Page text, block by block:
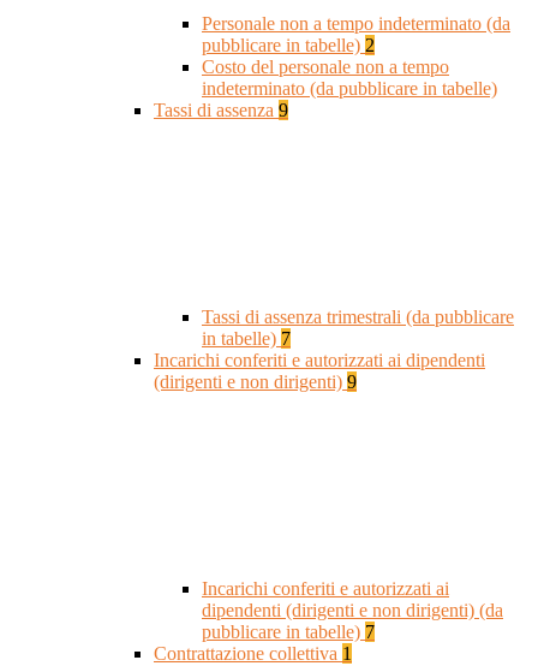
Personale non a tempo indeterminato (da
pubblicare in tabelle) 2
Costo del personale non a tempo
indeterminato (da pubblicare in tabelle)
Tassi di assenza 9
Tassi di assenza trimestrali (da pubblicare
in tabelle) 7
Incarichi conferiti e autorizzati ai dipendenti
(dirigenti e non dirigenti) 9
Incarichi conferiti e autorizzati ai
dipendenti (dirigenti e non dirigenti) (da
pubblicare in tabelle) 7
Contrattazione collettiva 1